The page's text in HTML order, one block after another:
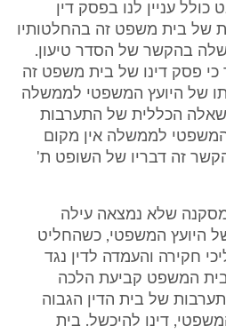
כולל עניין לנו בפסק דין
של בית משפט זה בהחלטותיו
בהקשר של הסדר טיעון.
כי פסק דינו של בית משפט זה
של היועץ המשפטי לממשלה
הכללית של התערבות
לממשלה אין מקום
זה דבריו של השופט ת'
שלא נמצאה עילה
היועץ המשפטי, כשהחליט
חקירה והעמדה לדין נגד
המשפט קביעת הלכה
של בית הדין הגבוה
דינו להיכשל. בית